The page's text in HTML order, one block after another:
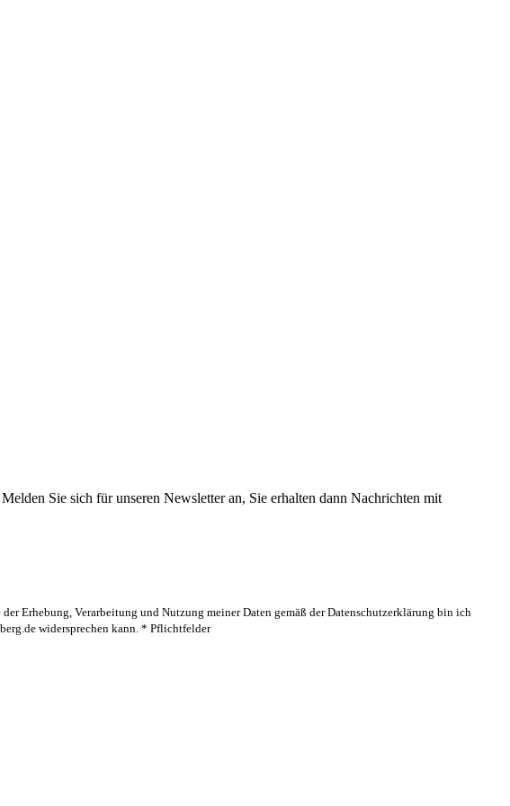
Sie sich für unseren Newsletter an, Sie erhalten dann Nachrichten mit
Erhebung, Verarbeitung und Nutzung meiner Daten gemäß der Datenschutzerklärung bin ich
widersprechen kann. * Pflichtfelder